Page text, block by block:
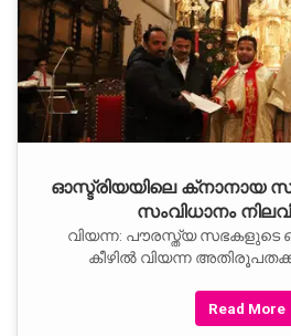
ഓസ്ട്രിയയിലെ ക്‌നാനായ
സംവിധാനം
വിയന്ന: പൗരസ്ത്യ സഭകളുടെ
കീഴില്‍ വിയന്ന
Read More